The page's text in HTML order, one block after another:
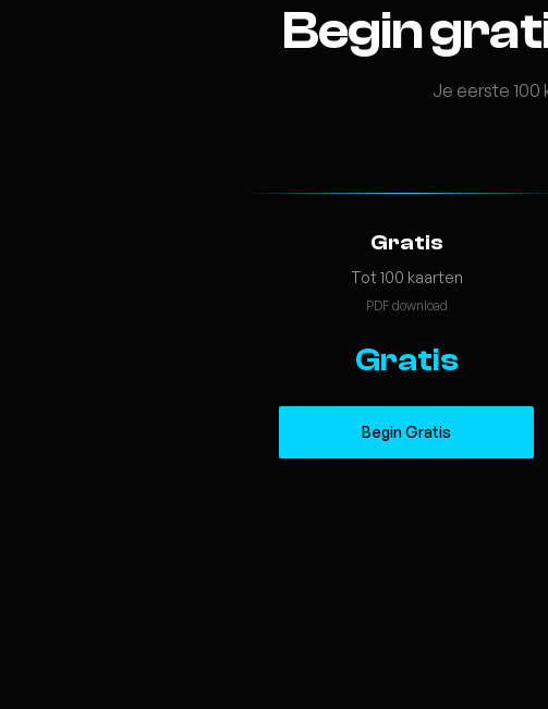
Begin
Je eerste 100
Gratis
Tot 100 kaarten
PDF download
Gratis
Begin Gratis